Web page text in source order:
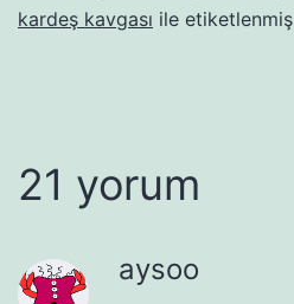
kardeş kavgası ile etiketlenmiş
21 yorum
aysoo